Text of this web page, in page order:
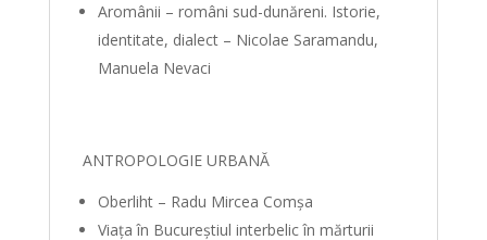
Aromânii – români sud-dunăreni. Istorie,
identitate, dialect – Nicolae Saramandu,
Manuela Nevaci
ANTROPOLOGIE URBANĂ
Oberliht – Radu Mircea Comşa
Viaţa în Bucureştiul interbelic în mărturii